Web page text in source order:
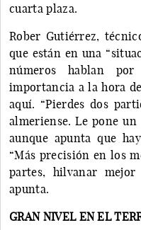
cuarta plaza.
Rober Gutiérrez,
que están en una
números hablan
importancia a la hora
aquí. “Pierdes dos
almeriense. Le pone
aunque apunta que
“Más precisión en los
partes, hilvanar mejor
apunta.
GRAN NIVEL EN EL